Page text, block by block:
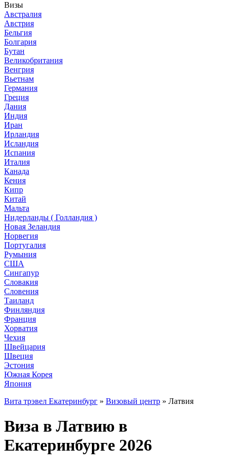
Визы
Австралия
Австрия
Бельгия
Болгария
Бутан
Великобритания
Венгрия
Вьетнам
Германия
Греция
Дания
Индия
Иран
Ирландия
Исландия
Испания
Италия
Канада
Кения
Кипр
Китай
Мальта
Нидерланды ( Голландия )
Новая Зеландия
Норвегия
Португалия
Румыния
США
Сингапур
Словакия
Словения
Таиланд
Финляндия
Франция
Хорватия
Чехия
Швейцария
Швеция
Эстония
Южная Корея
Япония
Вита трэвел Екатеринбург » Визовый центр » Латвия
Виза в Латвию в
Екатеринбурге 2026